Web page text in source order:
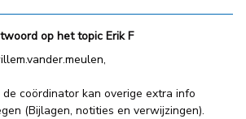
op het topic Erik F
,
coördinator kan overige extra info
(Bijlagen, notities en verwijzingen).